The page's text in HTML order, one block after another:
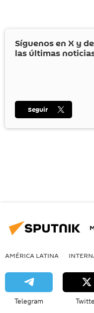
Síguenos en X y
las últimas
Seguir
AMÉRICA LATINA
Telegram